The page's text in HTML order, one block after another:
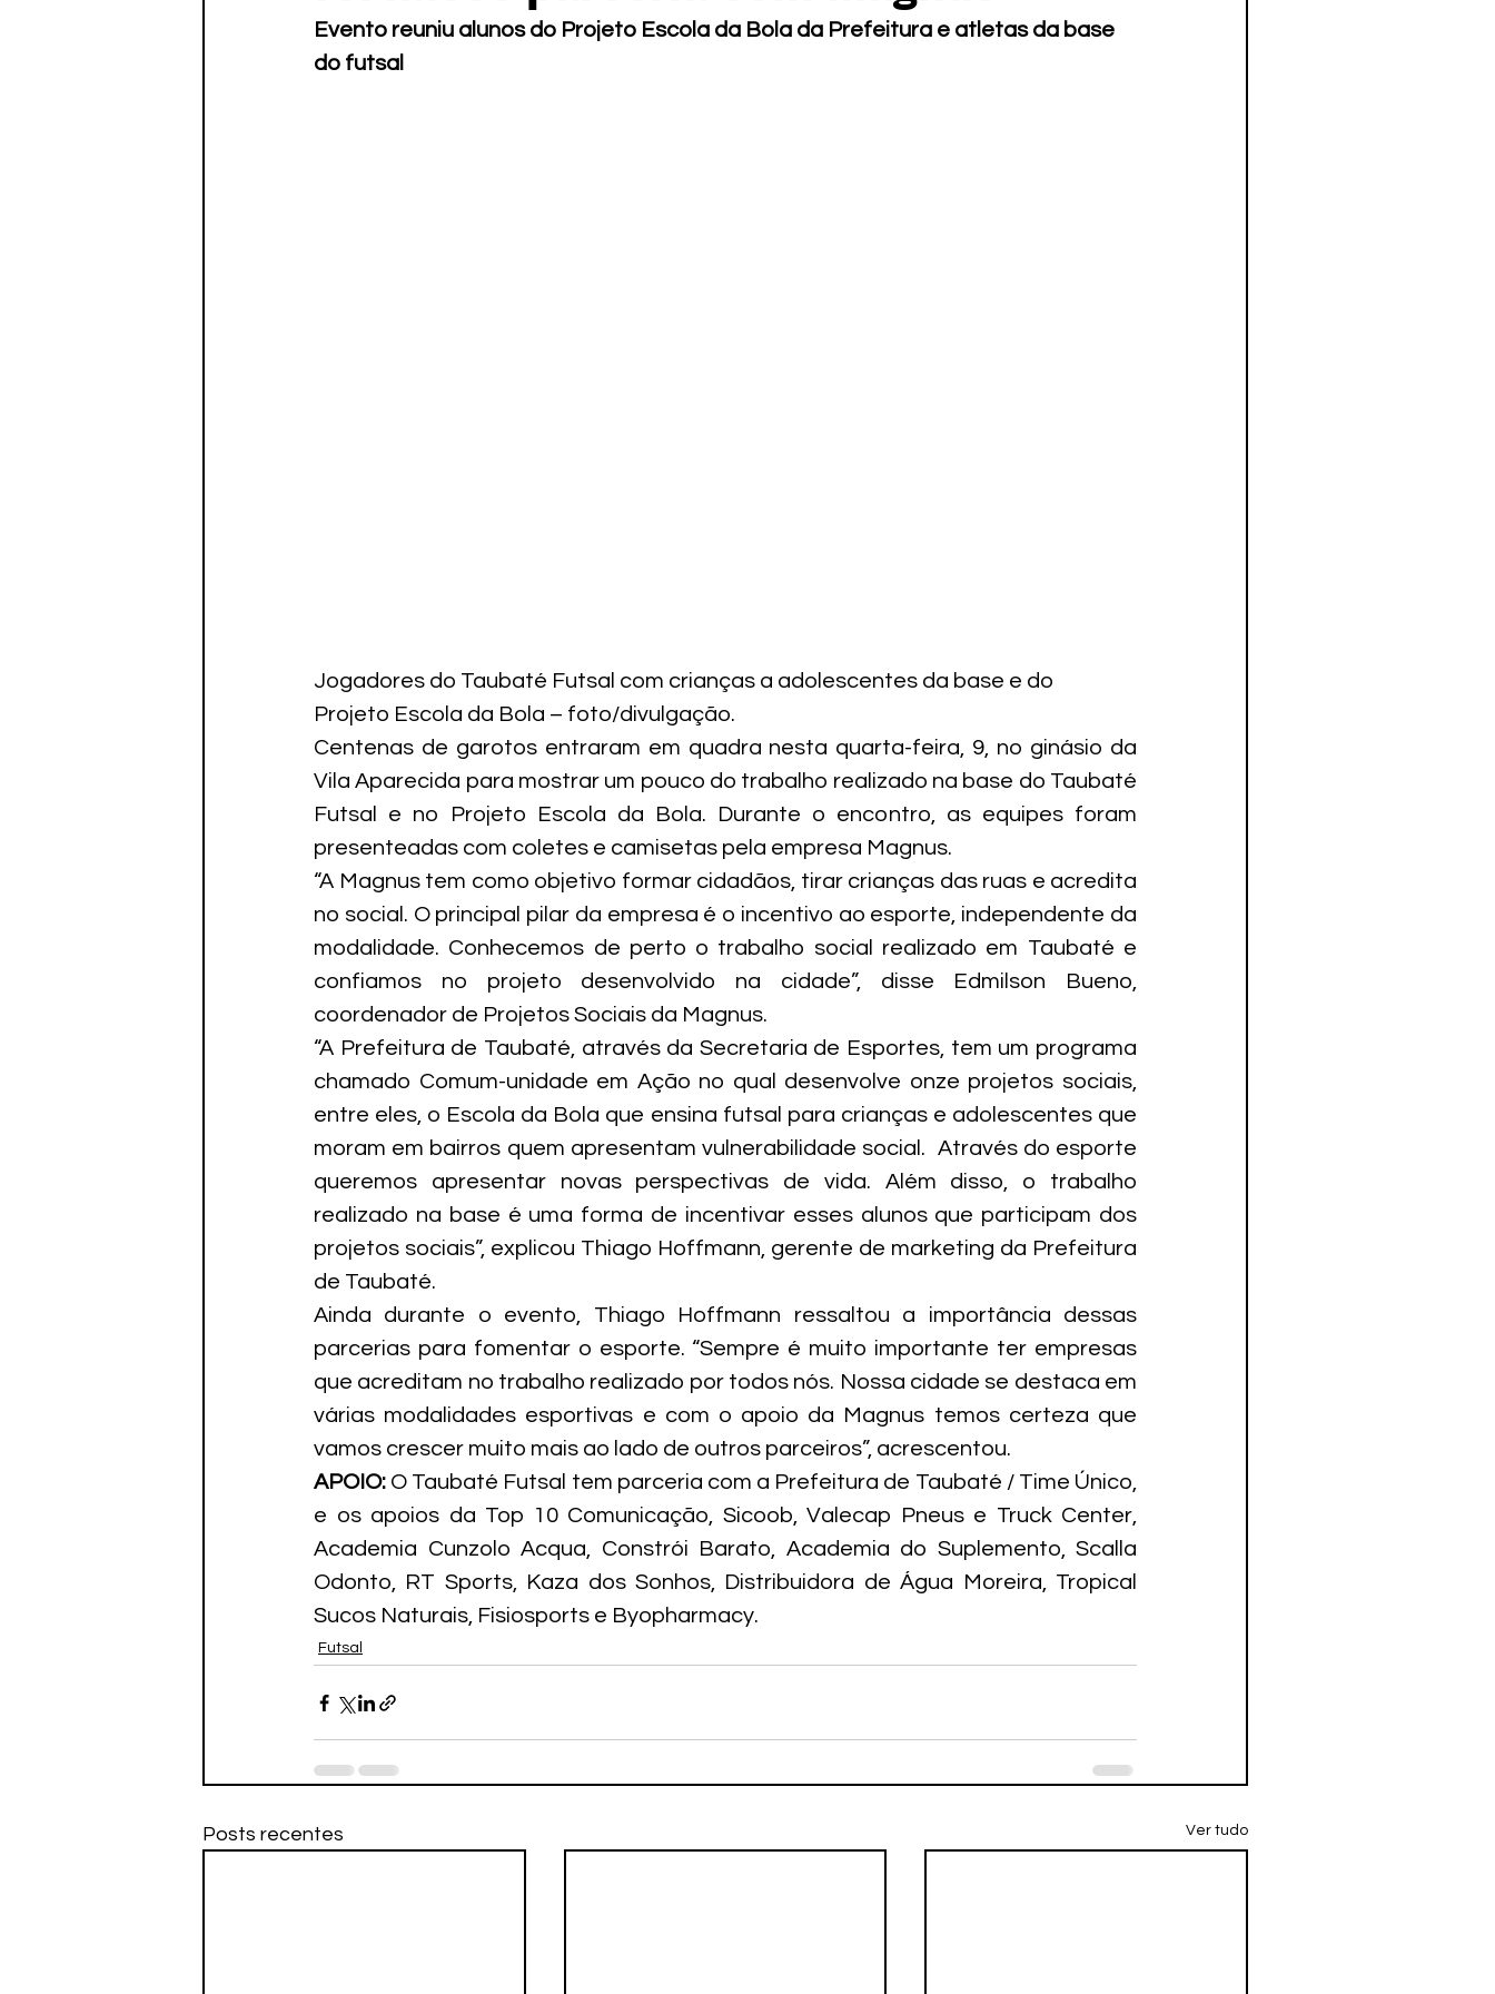
Evento reuniu alunos do Projeto Escola da Bola da Prefeitura e atletas da base
do futsal
Jogadores do Taubaté Futsal com crianças a adolescentes da base e do
Projeto Escola da Bola – foto/divulgação.
Centenas de garotos entraram em quadra nesta quarta-feira, 9, no ginásio da
Vila Aparecida para mostrar um pouco do trabalho realizado na base do Taubaté
Futsal e no Projeto Escola da Bola. Durante o encontro, as equipes foram
presenteadas com coletes e camisetas pela empresa Magnus.
“A Magnus tem como objetivo formar cidadãos, tirar crianças das ruas e acredita
no social. O principal pilar da empresa é o incentivo ao esporte, independente da
modalidade. Conhecemos de perto o trabalho social realizado em Taubaté e
confiamos no projeto desenvolvido na cidade”, disse Edmilson Bueno,
coordenador de Projetos Sociais da Magnus.
“A Prefeitura de Taubaté, através da Secretaria de Esportes, tem um programa
chamado Comum-unidade em Ação no qual desenvolve onze projetos sociais,
entre eles, o Escola da Bola que ensina futsal para crianças e adolescentes que
moram em bairros quem apresentam vulnerabilidade social.  Através do esporte
queremos apresentar novas perspectivas de vida. Além disso, o trabalho
realizado na base é uma forma de incentivar esses alunos que participam dos
projetos sociais”, explicou Thiago Hoffmann, gerente de marketing da Prefeitura
de Taubaté.
Ainda durante o evento, Thiago Hoffmann ressaltou a importância dessas
parcerias para fomentar o esporte. “Sempre é muito importante ter empresas
que acreditam no trabalho realizado por todos nós. Nossa cidade se destaca em
várias modalidades esportivas e com o apoio da Magnus temos certeza que
vamos crescer muito mais ao lado de outros parceiros”, acrescentou.
APOIO: O Taubaté Futsal tem parceria com a Prefeitura de Taubaté / Time Único,
e os apoios da Top 10 Comunicação, Sicoob, Valecap Pneus e Truck Center,
Academia Cunzolo Acqua, Constrói Barato, Academia do Suplemento, Scalla
Odonto, RT Sports, Kaza dos Sonhos, Distribuidora de Água Moreira, Tropical
Sucos Naturais, Fisiosports e Byopharmacy.
Futsal
Posts recentes Ver tudo